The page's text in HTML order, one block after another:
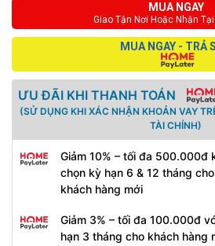
MUA NGAY
Giao Tận Nơi Hoặc Nhận
MUA NGAY - TRẢ
ƯU ĐÃI KHI THANH TOÁN
(SỬ DỤNG KHI XÁC NHẬN KHOẢN VAY
TÀI CHÍNH)
Giảm 10% – tối đa 500.000đ
chọn kỳ hạn 6 & 12 tháng cho
khách hàng mới
Giảm 3% – tối đa 100.000đ
hạn 3 tháng cho khách hàng